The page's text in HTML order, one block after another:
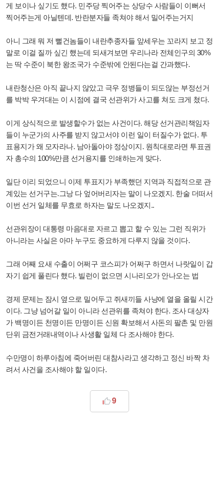
게 보이나 싶기도 했다. 민주당 찍어주는 상당수 사람들이 이뻐서
찍어주는게 아닐텐데. 반란분자들 족쳐야 해서 밀어주는거지
아니 그래 뭐 저 뻘건놈들이 내란추종자들 앞세우는 꼬라지 보고 정
말로 이걸 질까 싶긴 했는데 되새겨보면 우리나라 전체인구의 30%
는 딱 수준이 북한 왕조국가 수준밖에 안된다는걸 간과했다.
내란청산은 아직 끝나지 않았고 극우 정병들이 되도않는 부정선거
를 박박 우겨대는 이 시점에 결국 선관위가 사고를 쳐도 크게 쳤다.
이게 상식적으로 발생할수가 없는 사건이다. 해당 선거관리책임자
들이 누군가의 사주를 받지 않고서야 이런 일이 터질수가 없다. 투
표용지가 왜 모자라나. 남아돌아야 정상이지. 원칙대로라면 투표권
자 총수의 100%만큼 선거용지를 인쇄하는게 맞다.
일단 이리 되었으니 이제 투표지가 부족했던 지역과 직접적으로 관
계있는 선거구는.그낭 다 엎어버리자는 말이 나오겠지. 한술 더떠서
이번 선거 일체를 무효로 하자는 말도 나오겠지..
선관위장이 대통령 마음대로 자르고 뽑고 할 수 있는 그런 직위가
아니라는 사실은 아마 누구도 중요하게 다루지 않을 것이다.
그래 어째 요새 수출이 어쩌구 코스피가 어쩌구 하면서 나랏일이 갑
자기 쉽게 풀린다 했다. 빌런이 없으면 시나리오가 안나오는 법
경제 문제는 잠시 옆으로 밀어두고 쥐새끼들 사냥에 열을 올릴 시간
이다. 그냥 넘어갈 일이 아니라 선관위를 족쳐야 한다. 조사 대상자
가 백명이든 천명이든 만명이든 신원 확보해서 사돈의 팔촌 및 만원
단위 금전거래내역이나 사생활 일체 다 조사해야 한다.
수만명이 하루아침에 죽어버린 대참사라고 생각하고 정신 바짝 차
려서 사건을 조사해야 할 일이다.
9